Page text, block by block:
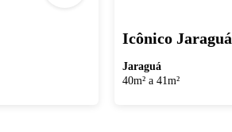
Icônico Jaraguá
Jaraguá
40m² a 41m²